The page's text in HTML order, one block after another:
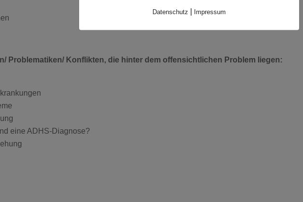
Problematiken/ Konflikten, die hinter dem offensichtlichen Problem liegen:
eine ADHS-Diagnose?
Datenschutz | Impressum